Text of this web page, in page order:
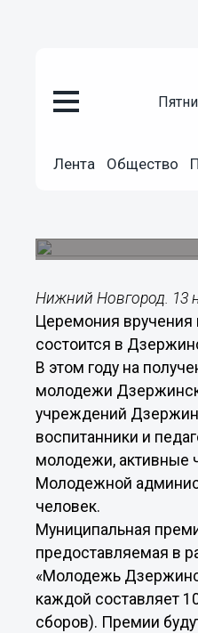
Лента Общество
Нижний Новгород. 13
Церемония вручения
состоится в
В этом году на
молодежи
учреждений
воспитанники и
молодежи, активные
Молодежной
человек.
Муниципальная
предоставляемая в
«Молодежь
каждой составляет
сборов). Премии